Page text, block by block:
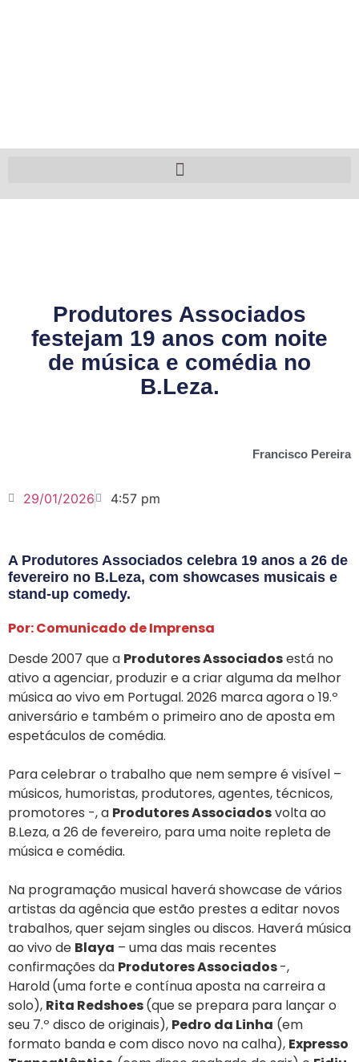
Produtores Associados
festejam 19 anos com noite
de música e comédia no
B.Leza.
Francisco Pereira
29/01/2026 4:57 pm
A Produtores Associados celebra 19 anos a 26 de
fevereiro no B.Leza, com showcases musicais e
stand-up comedy.
Por: Comunicado de Imprensa
Desde 2007 que a Produtores Associadosestá no
ativo a agenciar, produzir e a criar alguma da melhor
música ao vivo em Portugal. 2026 marca agora o 19.º
aniversário e também o primeiro ano de aposta em
espetáculos de comédia.
Para celebrar o trabalho que nem sempre é visível –
músicos, humoristas, produtores, agentes, técnicos,
promotores -, a Produtores Associadosvolta ao
B.Leza, a 26 de fevereiro, para uma noite repleta de
música e comédia.
Na programação musical haverá showcase de vários
artistas da agência que estão prestes a editar novos
trabalhos, quer sejam singles ou discos. Haverá música
ao vivo de Blaya – uma das mais recentes
confirmações da Produtores Associados-,
Harold(uma forte e contínua aposta na carreira a
solo), Rita Redshoes(que se prepara para lançar o
seu 7.º disco de originais), Pedro da Linha (em
formato banda e com disco novo na calha), Expresso